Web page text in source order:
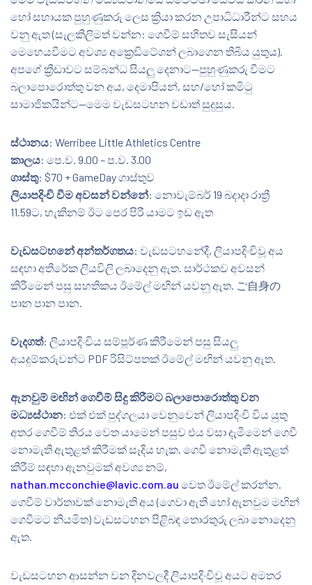
$72.31
Download Document
හෝ සහායක පුහුණුකරු ලෙස ක්‍රියා කරන උපාධිධාරීන්ට සහය
වනු ඇත (සැලකිලිමත් වන්න: ගෙවීම් සහිතව සැසියන්
මෙහෙයවීමට අවශ්‍ය අක්‍රෙඩිටේශන් ලබාගෙන තිබිය යුතුය).
අපගේ ක්‍රීඩාවට සම්බන්ධ සියලු දෙනාට—පුහුණුකරු වීමට
බලාපොරොත්තු වන අය, දෙමාපියන්, සහ/හෝ කමිටු
සාමාජිකයින්ට—මෙම වැඩසටහන වඩාත් සුදුසුය.
ස්ථානය: Werribee Little Athletics Centre
කාලය: පෙ.ව. 9.00 – ප.ව. 3.00
ගාස්තු: $70 + GameDay ගාස්තුව
ලියාපදිංචි වීම අවසන් වන්නේ: නොවැම්බර් 19 බදාදා රාත්‍රී
11.59ට, හැකිනම් ඊට පෙර පිරී යාමට ඉඩ ඇත
වැඩසටහනේ අන්තර්ගතය: වැඩසටහනේදී, ලියාපදිංචිවූ අය
සඳහා අතිරේක ලියවිලි ලබාදෙනු ඇත. සාර්ථකව අවසන්
කිරීමෙන් පසු සහතිකය ඊමේල් මඟින් යවනු ඇත. ご自身の
පාන පාන පාන.
වැදගත්: ලියාපදිංචිය සම්පූර්ණ කිරීමෙන් පසු සියලු
අයදුම්කරුවන්ට PDF රිසිට්පතක් ඊමේල් මඟින් යවනු ඇත.
ඇනවුම් මඟින් ගෙවීම් සිදු කිරීමට බලාපොරොත්තු වන
මධ්‍යස්ථාන: එක් එක් පුද්ගලයා වෙනුවෙන් ලියාපදිංචි විය යුතු
අතර ගෙවීම් තිරය වෙත යාමෙන් පසුව එය වසා දැමීමෙන් ගෙවී
නොමැති ඇතුළත් කිරීමක් සෑදිය හැක. ගෙවී නොමැති ඇතුළත්
කිරීම් සඳහා ඇනවුමක් අවශ්‍ය නම්,
nathan.mcconchie@lavic.com.au වෙත ඊමේල් කරන්න.
ගෙවීම් වාර්තාවක් නොමැති අය (ගෙවා ඇති හෝ ඇනවුම මඟින්
ගෙවීමට නියමිත) වැඩසටහන පිළිබඳ තොරතුරු ලබා නොදෙනු
ඇත.
වැඩසටහන ආසන්න වන දිනවලදී ලියාපදිංචිවූ අයට අමතර